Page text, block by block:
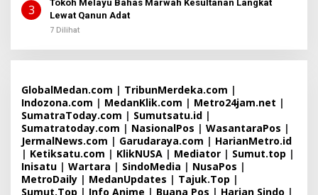
3
Tokoh Melayu Bahas Marwah Kesultanan Langkat
Lewat Qanun Adat
7 Dilihat
GlobalMedan.com | TribunMerdeka.com |
Indozona.com | MedanKlik.com | Metro24jam.net |
SumatraToday.com | Sumutsatu.id |
Sumatratoday.com | NasionalPos | WasantaraPos |
JermalNews.com | Garudaraya.com | HarianMetro.id
| Ketiksatu.com | KlikNUSA | Mediator | Sumut.top |
Inisatu | Wartara | SindoMedia | NusaPos |
MetroDaily | MedanUpdates | Tajuk.Top |
Sumut.Top | Info Anime | Buana Pos | Harian Sindo |